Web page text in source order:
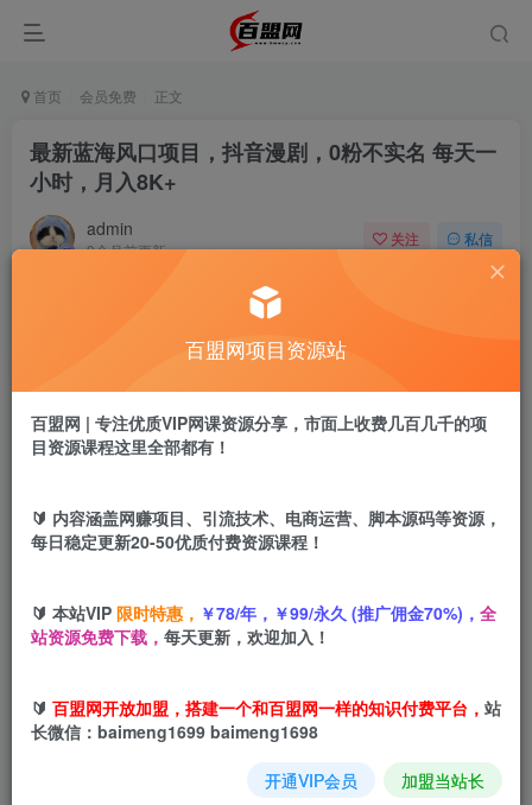
首页 会员免费 正文
最新蓝海风口项目，抖音漫剧，0粉不实名 每天一
小时，月入8K+
admin
9个月前更新
关注 私信
盟币 9.9
立即购买
音短剧刚出来的时候吃到的那波红利，可以说是赚的盆满钵
这波红利。因为这又是一个新的蓝海风口。至少干到过年是
百盟网项目资源站
百盟网 | 专注优质VIP网课资源分享，市面上收费几百几千的项
目资源课程这里全部都有！
🔰 内容涵盖网赚项目、引流技术、电商运营、脚本源码等资源，
每日稳定更新20-50优质付费资源课程！
🔰 本站VIP 限时特惠， ￥78/年，￥99/永久 (推广佣金70%)， 全
站资源免费下载， 每天更新，欢迎加入！
🔰 百盟网开放加盟，搭建一个和百盟网一样的知识付费平台， 站
长微信：baimeng1699 baimeng1698
开通VIP会员 加盟当站长